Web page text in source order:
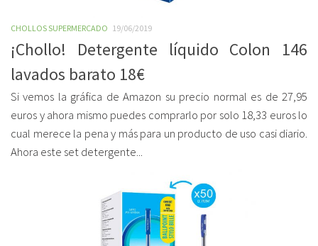
CHOLLOS SUPERMERCADO 19/06/2019
¡Chollo! Detergente líquido Colon 146
lavados barato 18€
Si vemos la gráfica de Amazon su precio normal es de 27,95
euros y ahora mismo puedes comprarlo por solo 18,33 euros lo
cual merece la pena y más para un producto de uso casi diario.
Ahora este set detergente...